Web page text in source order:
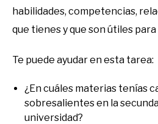
habilidades, competencias,
que tienes y que son útiles
Te puede ayudar en esta tarea:
¿En cuáles materias tenías
sobresalientes en la
universidad?